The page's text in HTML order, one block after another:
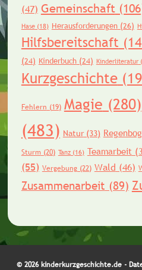
(47) Gemeinschaft
Hase(18) Herausforderungen(26)
Hilfsbereitschaft
(24) Kinderbuch(24) Kinderliteratur
Kurzgeschichte
Fehlern (19) Magie (280)
(483) Natur(33)
Sturm(20) Tanz(16) Teamarbeit
(55) Vergebung(22) Wald (46)
Zusammenarbeit (89)
© 2026 kinderkurzgeschichte.de -